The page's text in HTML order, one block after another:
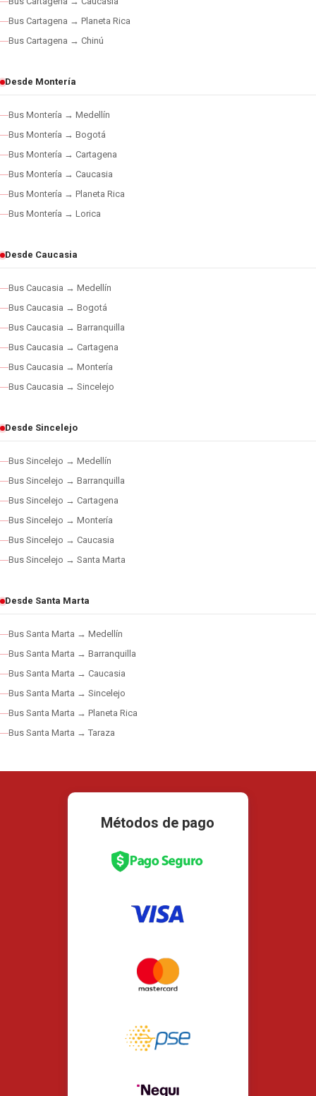
Bus Cartagena → Planeta Rica
Bus Cartagena → Chinú
Desde Montería
Bus Montería → Medellín
Bus Montería → Bogotá
Bus Montería → Cartagena
Bus Montería → Caucasia
Bus Montería → Planeta Rica
Bus Montería → Lorica
Desde Caucasia
Bus Caucasia → Medellín
Bus Caucasia → Bogotá
Bus Caucasia → Barranquilla
Bus Caucasia → Cartagena
Bus Caucasia → Montería
Bus Caucasia → Sincelejo
Desde Sincelejo
Bus Sincelejo → Medellín
Bus Sincelejo → Barranquilla
Bus Sincelejo → Cartagena
Bus Sincelejo → Montería
Bus Sincelejo → Caucasia
Bus Sincelejo → Santa Marta
Desde Santa Marta
Bus Santa Marta → Medellín
Bus Santa Marta → Barranquilla
Bus Santa Marta → Caucasia
Bus Santa Marta → Sincelejo
Bus Santa Marta → Planeta Rica
Bus Santa Marta → Taraza
Métodos de pago